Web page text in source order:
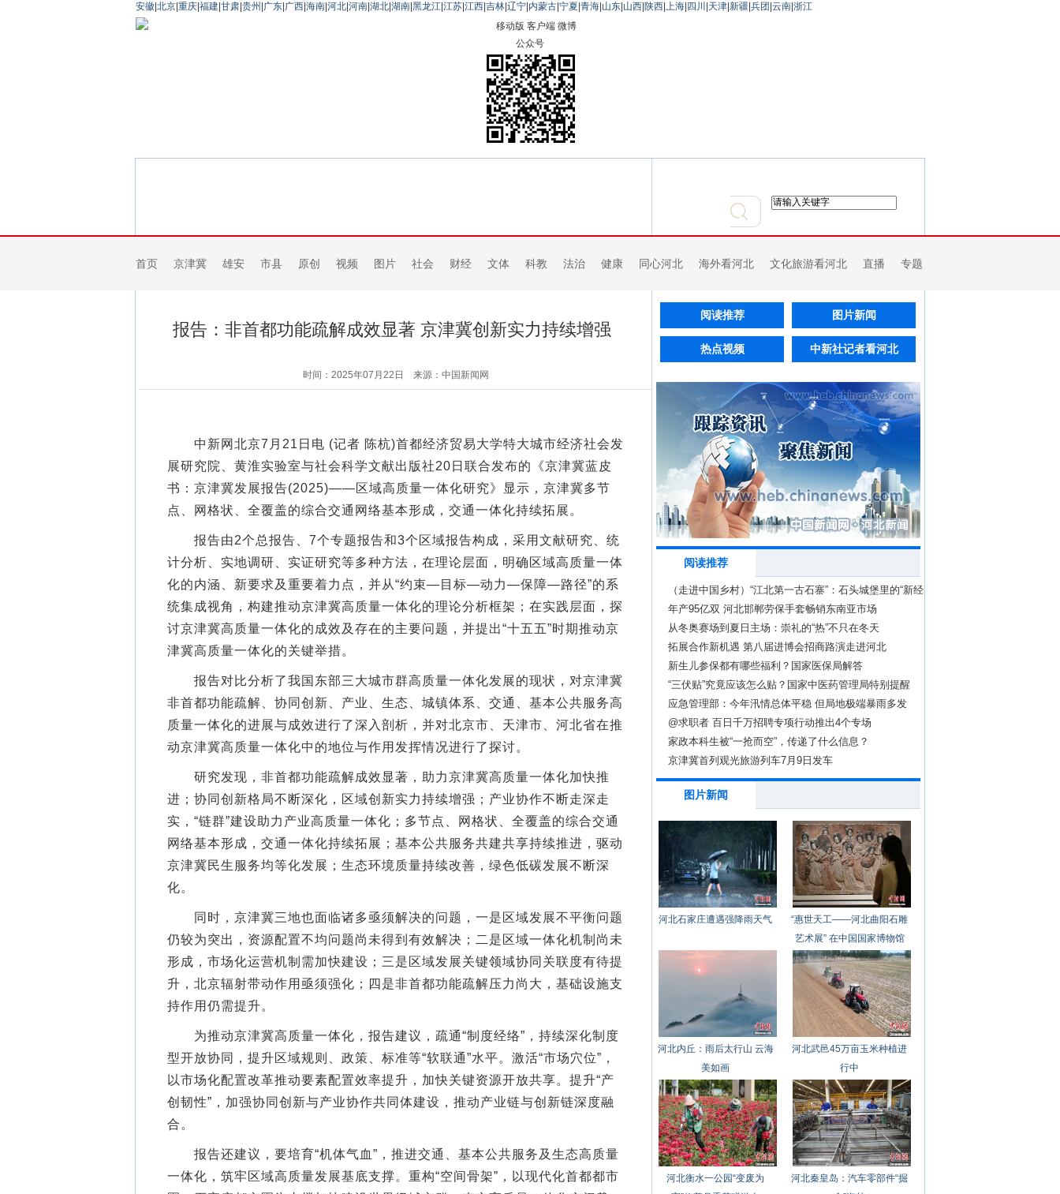
安徽 北京 重庆 福建 甘肃 贵州 广东 广西 海南 河北 河南 湖北 湖南 黑龙江 江苏 江西 吉林 辽宁 内蒙古 宁夏 青海 山东 山西 陕西 上海 四川 天津 新疆 兵团 云南 浙江
移动版 客户端 微博
公众号
首页 京津冀 雄安 市县 原创 视频 图片 社会 财经 文体 科教 法治 健康 同心河北 海外看河北 文化旅游看河北 直播 专题
报告：非首都功能疏解成效显著 京津冀创新实力持续增强
时间：2025年07月22日 来源：中国新闻网
中新网北京7月21日电 (记者 陈杭)首都经济贸易大学特大城市经济社会发
展研究院、黄淮实验室与社会科学文献出版社20日联合发布的《京津冀蓝皮
书：京津冀发展报告(2025)——区域高质量一体化研究》显示，京津冀多节
点、网格状、全覆盖的综合交通网络基本形成，交通一体化持续拓展。
报告由2个总报告、7个专题报告和3个区域报告构成，采用文献研究、统
计分析、实地调研、实证研究等多种方法，在理论层面，明确区域高质量一体
化的内涵、新要求及重要着力点，并从“约束—目标—动力—保障—路径”的系
统集成视角，构建推动京津冀高质量一体化的理论分析框架；在实践层面，探
讨京津冀高质量一体化的成效及存在的主要问题，并提出“十五五”时期推动京
津冀高质量一体化的关键举措。
报告对比分析了我国东部三大城市群高质量一体化发展的现状，对京津冀
非首都功能疏解、协同创新、产业、生态、城镇体系、交通、基本公共服务高
质量一体化的进展与成效进行了深入剖析，并对北京市、天津市、河北省在推
动京津冀高质量一体化中的地位与作用发挥情况进行了探讨。
研究发现，非首都功能疏解成效显著，助力京津冀高质量一体化加快推
进；协同创新格局不断深化，区域创新实力持续增强；产业协作不断走深走
实，“链群”建设助力产业高质量一体化；多节点、网格状、全覆盖的综合交通
网络基本形成，交通一体化持续拓展；基本公共服务共建共享持续推进，驱动
京津冀民生服务均等化发展；生态环境质量持续改善，绿色低碳发展不断深
化。
同时，京津冀三地也面临诸多亟须解决的问题，一是区域发展不平衡问题
仍较为突出，资源配置不均问题尚未得到有效解决；二是区域一体化机制尚未
形成，市场化运营机制需加快建设；三是区域发展关键领域协同关联度有待提
升，北京辐射带动作用亟须强化；四是非首都功能疏解压力尚大，基础设施支
持作用仍需提升。
为推动京津冀高质量一体化，报告建议，疏通“制度经络”，持续深化制度
型开放协同，提升区域规则、政策、标准等“软联通”水平。激活“市场穴位”，
以市场化配置改革推动要素配置效率提升，加快关键资源开放共享。提升“产
创韧性”，加强协同创新与产业协作共同体建设，推动产业链与创新链深度融
合。
报告还建议，要培育“机体气血”，推进交通、基本公共服务及生态高质量
一体化，筑牢区域高质量发展基底支撑。重构“空间骨架”，以现代化首都都市
阅读推荐 图片新闻
热点视频 中新社记者看河北
阅读推荐
（走进中国乡村）“江北第一古石寨”：石头城堡里的“新经
济”
年产95亿双 河北邯郸劳保手套畅销东南亚市场
从冬奥赛场到夏日主场：崇礼的“热”不只在冬天
拓展合作新机遇 第八届进博会招商路演走进河北
新生儿参保都有哪些福利？国家医保局解答
“三伏贴”究竟应该怎么贴？国家中医药管理局特别提醒
应急管理部：今年汛情总体平稳 但局地极端暴雨多发
@求职者 百日千万招聘专项行动推出4个专场
家政本科生被“一抢而空”，传递了什么信息？
京津冀首列观光旅游列车7月9日发车
图片新闻
河北石家庄遭遇强降雨天气
“惠世天工——河北曲阳石雕
艺术展” 在中国国家博物馆
开幕
河北内丘：雨后太行山 云海
美如画
河北武邑45万亩玉米种植进
行中
河北衡水一公园“变废为
河北秦皇岛：汽车零部件“掘